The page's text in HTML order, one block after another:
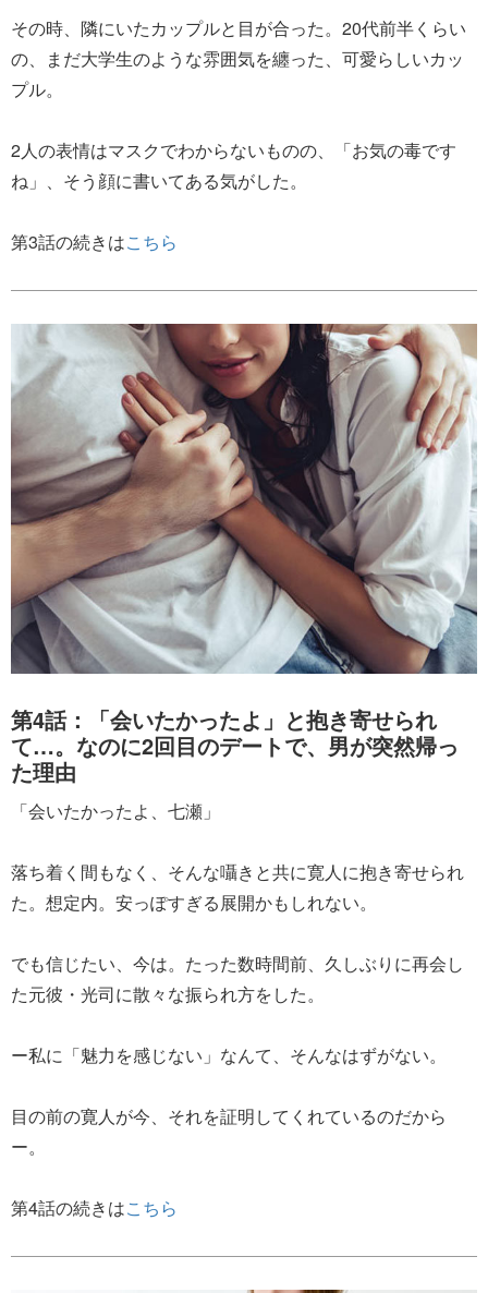
その時、隣にいたカップルと目が合った。20代前半くらい
の、まだ大学生のような雰囲気を纏った、可愛らしいカッ
プル。
2人の表情はマスクでわからないものの、「お気の毒です
ね」、そう顔に書いてある気がした。
第3話の続きはこちら
第4話：「会いたかったよ」と抱き寄せられ
て…。なのに2回目のデートで、男が突然帰っ
た理由
「会いたかったよ、七瀬」
落ち着く間もなく、そんな囁きと共に寛人に抱き寄せられ
た。想定内。安っぽすぎる展開かもしれない。
でも信じたい、今は。たった数時間前、久しぶりに再会し
た元彼・光司に散々な振られ方をした。
ー私に「魅力を感じない」なんて、そんなはずがない。
目の前の寛人が今、それを証明してくれているのだから
ー。
第4話の続きはこちら